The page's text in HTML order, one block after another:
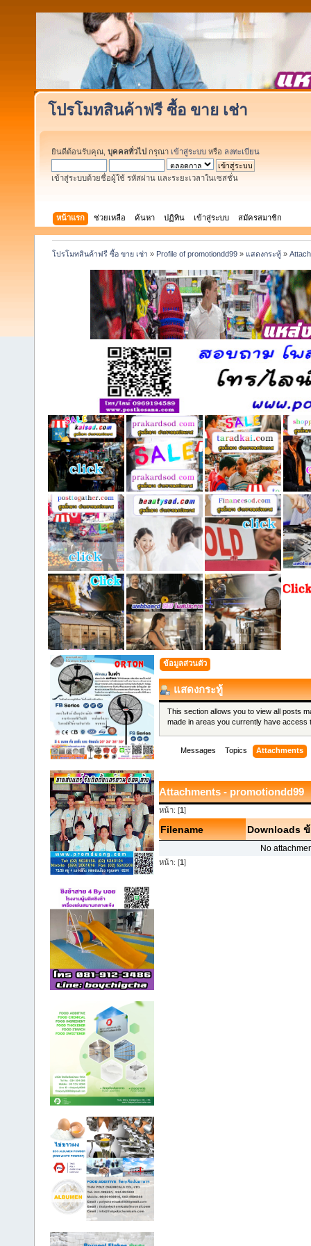
โปรโมทสินค้าฟรี ซื้อ ขาย เช่า
ยินดีต้อนรับคุณ, บุคคลทั่วไป กรุณา เข้าสู่ระบบ หรือ ลงทะเบียน
เข้าสู่ระบบด้วยชื่อผู้ใช้ รหัสผ่าน และระยะเวลาในเซสชั่น
หน้าแรก ช่วยเหลือ ค้นหา ปฏิทิน เข้าสู่ระบบ สมัครสมาชิก
โปรโมทสินค้าฟรี ซื้อ ขาย เช่า » Profile of promotiondd99 » แสดงกระทู้ »
ข้อมูลส่วนตัว
แสดงกระทู้
This section allows you to view all posts
made in areas you currently have access
Messages Topics Attachments
Attachments - promotiondd99
หน้า: [1 ]
Filename Downloads
No
หน้า: [1]